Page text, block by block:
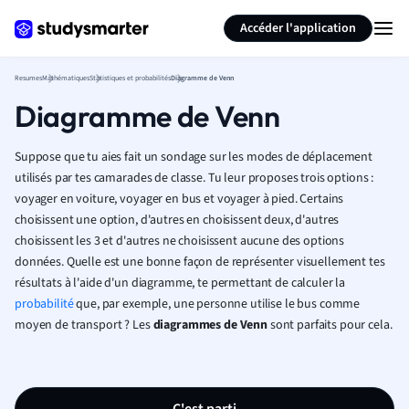
Accéder l'application
ResumesMathématiquesStatistiques et probabilitésDiagramme de Venn
Diagramme de Venn
Suppose que tu aies fait un sondage sur les modes de déplacement
utilisés par tes camarades de classe. Tu leur proposes trois options :
voyager en voiture, voyager en bus et voyager à pied. Certains
choisissent une option, d'autres en choisissent deux, d'autres
choisissent les 3 et d'autres ne choisissent aucune des options
données. Quelle est une bonne façon de représenter visuellement tes
résultats à l'aide d'un diagramme, te permettant de calculer la
probabilitéque, par exemple, une personne utilise le bus comme
moyen de transport ? Lesdiagrammes de Vennsont parfaits pour cela.
Résumer la page